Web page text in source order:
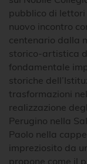
pubblico di lettori
nuovo incontro
centenario dalla
storico-artistica
fondamentale
storiche
trasformazioni
realizzazione
Perugino nella
Paolo nella
impreziosito da